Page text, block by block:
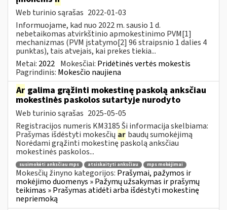
Web turinio sąrašas 2022-01-03
Informuojame, kad nuo 2022 m. sausio 1 d.
nebetaikomas atvirkštinio apmokestinimo PVM[1]
mechanizmas (PVM įstatymo[2] 96 straipsnio 1 dalies 4
punktas), tais atvejais, kai prekes tiekia...
Metai: 2022 Mokesčiai: Pridėtinės vertės mokestis
Pagrindinis: Mokesčio naujiena
Ar galima grąžinti mokestinę paskolą anksčiau
mokestinės paskolos sutartyje nurodyto
Web turinio sąrašas 2025-05-05
Registracijos numeris KM3185 Ši informacija skelbiama:
Prašymas išdėstyti mokesčių ar baudų sumokėjimą
Norėdami grąžinti mokestinę paskolą anksčiau
mokestinės paskolos...
susimokėti anksčiau mps atsiskaityti anksčiau mps mokėjimai
Mokesčių žinyno kategorijos: Prašymai, pažymos ir
mokėjimo duomenys » Pažymų užsakymas ir prašymų
teikimas » Prašymas atidėti arba išdėstyti mokestinę
nepriemoką